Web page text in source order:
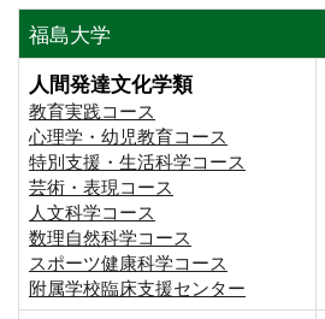
福島大学
人間発達文化学類
教育実践コース
心理学・幼児教育コース
特別支援・生活科学コース
芸術・表現コース
人文科学コース
数理自然科学コース
スポーツ健康科学コース
附属学校臨床支援センター